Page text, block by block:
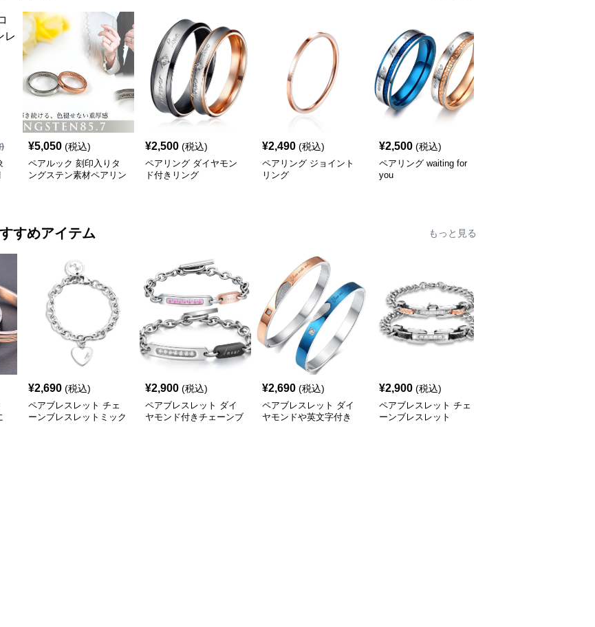
¥5,050 (税込)
ペアルック 刻印入りタ
ングステン素材ペアリン
¥2,500 (税込)
ペアリング ダイヤモン
ド付きリング
¥2,490 (税込)
ペアリング ジョイント
リング
¥2,500 (税込)
ペアリング waiting for
you
すめアイテム もっと見る
¥2,690 (税込)
ペアブレスレット チェ
ーンブレスレットミック
¥2,900 (税込)
ペアブレスレット ダイ
ヤモンド付きチェーンブ
¥2,690 (税込)
ペアブレスレット ダイ
ヤモンドや英文字付き
¥2,900 (税込)
ペアブレスレット チェ
ーンブレスレット